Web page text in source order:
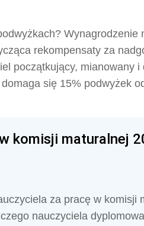
Wynagrodzenie
rekompensaty za
początkujący, mianowany i
się 15% podwyżek
komisji maturalnej
za pracę w komisji
nauczyciela